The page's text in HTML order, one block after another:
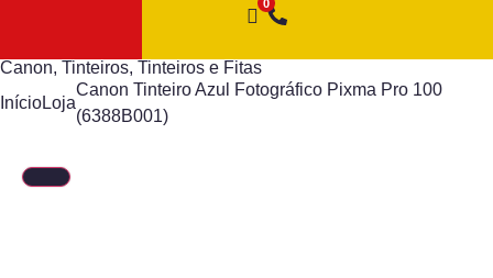
Canon, Tinteiros, Tinteiros e Fitas
InícioLoja
Canon Tinteiro Azul Fotográfico Pixma Pro 100
(6388B001)